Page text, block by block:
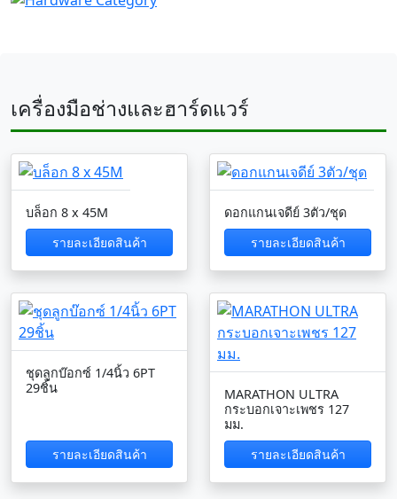
เครื่องมือช่างและฮาร์ดแวร์
บล็อก 8 x 45M
รายละเอียดสินค้า
ดอกแกนเจดีย์ 3ตัว/ชุด
รายละเอียดสินค้า
ชุดลูกบ๊อกซ์ 1/4นิ้ว 6PT
29ชิ้น
รายละเอียดสินค้า
MARATHON ULTRA
กระบอกเจาะเพชร 127
มม.
รายละเอียดสินค้า